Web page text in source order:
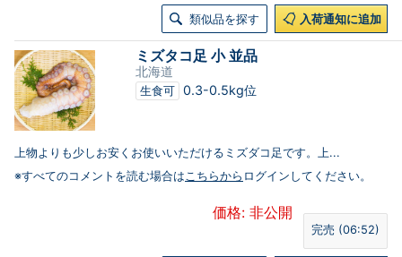
類似品を探す 入荷通知に追加
ミズタコ足 小 並品
北海道
生食可 0.3-0.5kg位
上物よりも少しお安くお使いいただけるミズダコ足です。上...
※すべてのコメントを読む場合はこちらから ログインしてください。
価格: 非公開
完売 (06:52)